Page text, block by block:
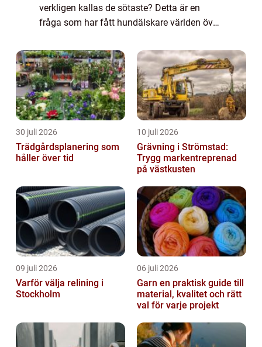
verkligen kallas de sötaste? Detta är en
fråga som har fått hundälskare världen över
människor är valet av hundras ...
30 juli 2026
Trädgårdsplanering som
håller över tid
10 juli 2026
Grävning i Strömstad:
Trygg markentreprenad
på västkusten
09 juli 2026
Varför välja relining i
Stockholm
06 juli 2026
Garn en praktisk guide till
material, kvalitet och rätt
val för varje projekt